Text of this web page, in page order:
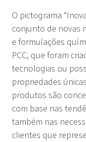
O pictograma
conjunto de novas
e formulações
PCC, que foram
tecnologias ou
propriedades
produtos são
com base nas
também nas
clientes que